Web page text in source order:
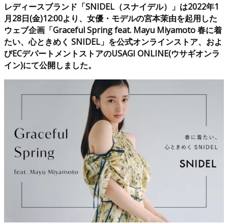
レディースブランド「SNIDEL（スナイデル）」は2022年1
月28日(金)12:00より、女優・モデルの宮本茉由を起用した
ウェブ企画「Graceful Spring feat. Mayu Miyamoto 春に着
たい、心ときめく SNIDEL」を公式オンラインストア、およ
びECデパートメントストアのUSAGI ONLINE(ウサギオンラ
イン)にて公開しました。